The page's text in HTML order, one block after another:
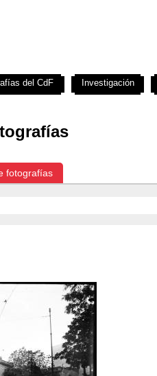
fotografías
del CdF Investigación